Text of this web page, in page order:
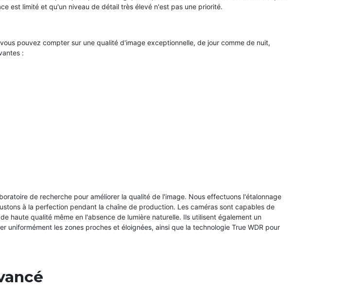
est limité et qu'un niveau de détail très élevé n'est pas une priorité.
pouvez compter sur une qualité d'image exceptionnelle, de jour comme de nuit,
:
de recherche pour améliorer la qualité de l'image. Nous effectuons l'étalonnage
à la perfection pendant la chaîne de production. Les caméras sont capables de
haute qualité même en l'absence de lumière naturelle. Ils utilisent également un
uniformément les zones proches et éloignées, ainsi que la technologie True WDR pour